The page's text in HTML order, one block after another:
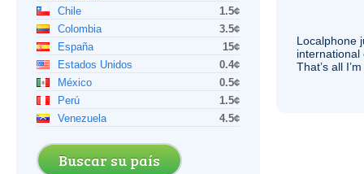
Chile
1.5¢
Colombia
3.5¢
España
15¢
Estados Unidos
0.4¢
México
0.5¢
Perú
1.5¢
Venezuela
4.5¢
Buscar su país
Localphone
international
That’s all